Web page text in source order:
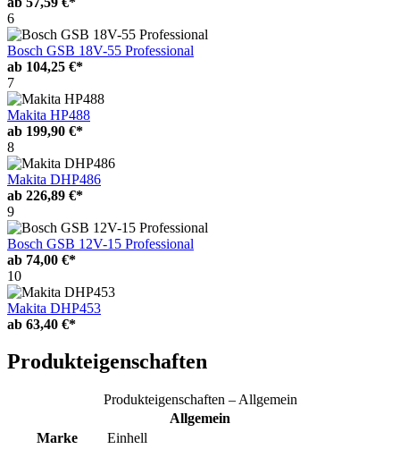
6
Bosch GSB 18V-55 Professional
ab 104,25 €*
7
Makita HP488
ab 199,90 €*
8
Makita DHP486
ab 226,89 €*
9
Bosch GSB 12V-15 Professional
ab 74,00 €*
10
Makita DHP453
ab 63,40 €*
Produkteigenschaften
Produkteigenschaften – Allgemein
Allgemein
Marke
Einhell